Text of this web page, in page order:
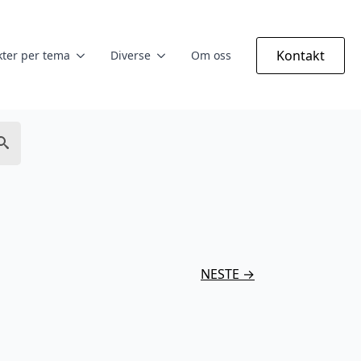
per tema Diverse Om oss Kontakt
NESTE →